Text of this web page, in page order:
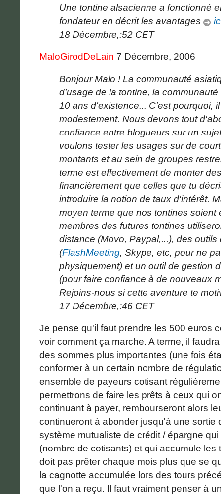
Une tontine alsacienne a fonctionné
fondateur en décrit les avantages
18 Décembre,:52 CET
MaloGirodDeLain 7 Décembre, 2006
Bonjour Malo ! La communauté
d'usage de la tontine, la
10 ans d'existence... C'est pourquoi,
modestement. Nous devons tout
confiance entre blogueurs sur un
voulons tester les usages sur de
montants et au sein de groupes
terme est effectivement de monter
financièrement que celles que tu
introduire la notion de taux d'intérêt.
moyen terme que nos tontines soient
membres des futures tontines
distance (Movo, Paypal,...), des
(FlashMeeting, Skype, etc, pour ne
physiquement) et un outil de gestion
(pour faire confiance à de nouveaux
Rejoins-nous si cette aventure te
17 Décembre,:46 CET
Je pense qu'il faut prendre les 500 euros
voir comment ça marche. A terme, il
des sommes plus importantes (une fois
conformer à un certain nombre de
ensemble de payeurs cotisant
permettrons de faire les prêts à ceux qui
continuant à payer, rembourseront alors
continueront à abonder jusqu'à une sortie
système mutualiste de crédit / épargne
(nombre de cotisants) et qui accumule les
doit pas prêter chaque mois plus que se
la cagnotte accumulée lors des tours
que l'on a reçu. Il faut vraiment penser à